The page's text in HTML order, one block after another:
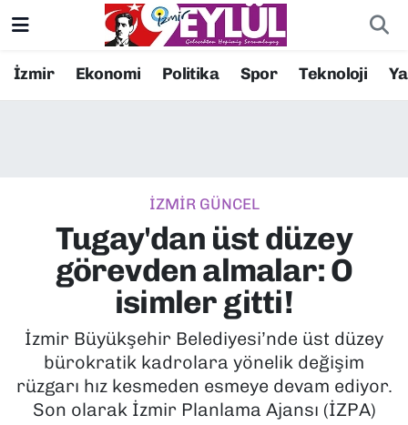
İzmir Ekonomi Politika Spor Teknoloji
İZMİR GÜNCEL
Tugay'dan üst düzey
görevden almalar: O
isimler gitti!
İzmir Büyükşehir Belediyesi’nde üst düzey
bürokratik kadrolara yönelik değişim
rüzgarı hız kesmeden esmeye devam ediyor.
Son olarak İzmir Planlama Ajansı (İZPA)
Resmi İlanlar
EKONOMİ
KÜLTÜR SANAT
MAGAZİN
POLİTİKA
Konak Nöbetçi Eczaneler
Süper Lig Puan Durumu ve Fikstür
Tüm Manşetler
Son Dakika Haberleri
Haber Arşivi